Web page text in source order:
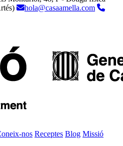
hola@casaamella.com
nos Receptes Blog Missió